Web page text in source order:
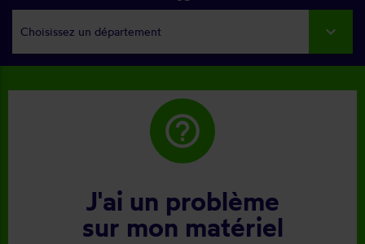
Choisissez un département
help_outline
J'ai un problème
sur mon matériel